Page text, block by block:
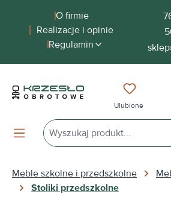
zawartościO firmie
Realizacje i opinie
Regulamin
Masz 0
Ulubione
Meble szkolne i przedszkolne
Stoliki przedszkolne